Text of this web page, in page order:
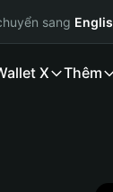
sang
X Thêm